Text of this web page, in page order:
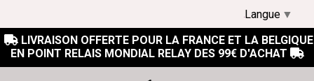
 LIVRAISON OFFERTE POUR LA FRANCE ET LA BELGIQUE
EN POINT RELAIS MONDIAL RELAY DES 99€ D'ACHAT 
Langue ▼